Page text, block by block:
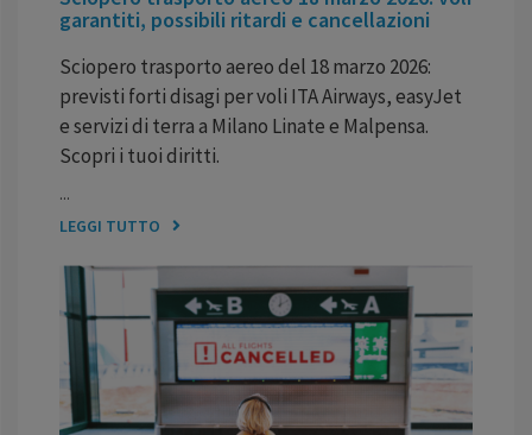
garantiti, possibili ritardi e cancellazioni
Sciopero trasporto aereo del 18 marzo 2026:
previsti forti disagi per voli ITA Airways, easyJet
e servizi di terra a Milano Linate e Malpensa.
Scopri i tuoi diritti.
...
LEGGI TUTTO